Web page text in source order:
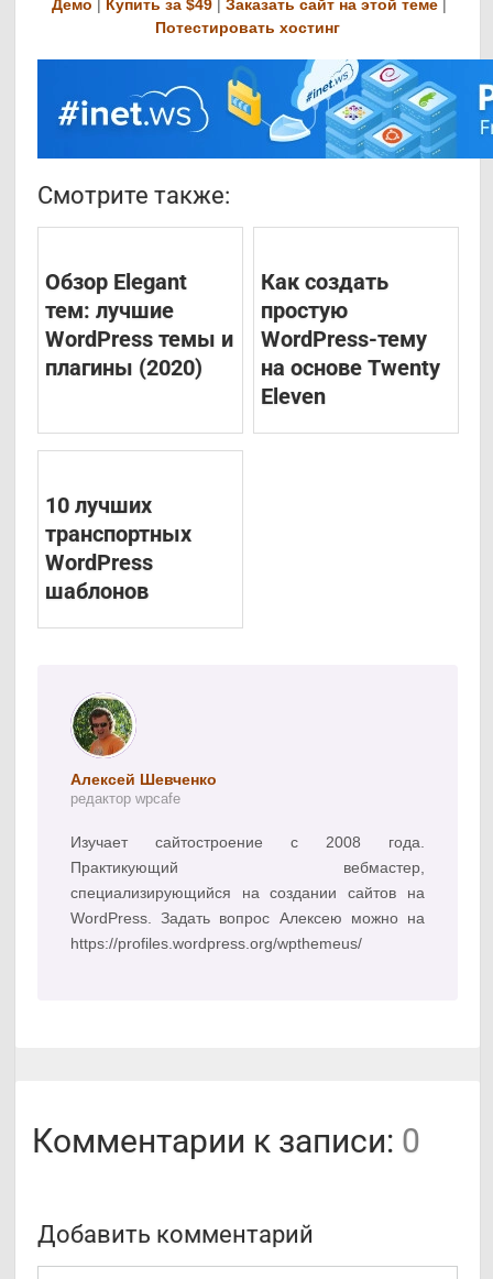
Демо Купить за $49 |Заказать сайт на этой теме
Потестировать хостинг
Смотрите также:
Обзор Elegant
тем: лучшие
WordPress темы и
плагины (2020)
Как создать
простую
WordPress-тему
на основе Twenty
Eleven
10 лучших
транспортных
WordPress
шаблонов
Алексей Шевченко
редактор wpcafe
Изучает сайтостроение с 2008 года.
Практикующий вебмастер,
специализирующийся на создании сайтов на
WordPress. Задать вопрос Алексею можно на
https://profiles.wordpress.org/wpthemeus/
Комментарии к записи: 0
Добавить комментарий